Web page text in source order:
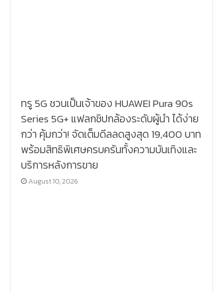
ทรู 5G ชวนเป็นเจ้าของ HUAWEI Pura 90s
Series 5G+ แฟลกชิปกล้องระดับผู้นำ ได้ง่าย
กว่า คุ้มกว่า! จัดเต็มดีลลดสูงสุด 19,400 บาท
พร้อมสิทธิพิเศษครบครันทั้งความบันเทิงและ
บริการหลังการขาย
August 10, 2026